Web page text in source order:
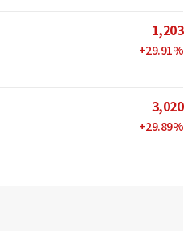
1,203
+29.91%
3,020
+29.89%